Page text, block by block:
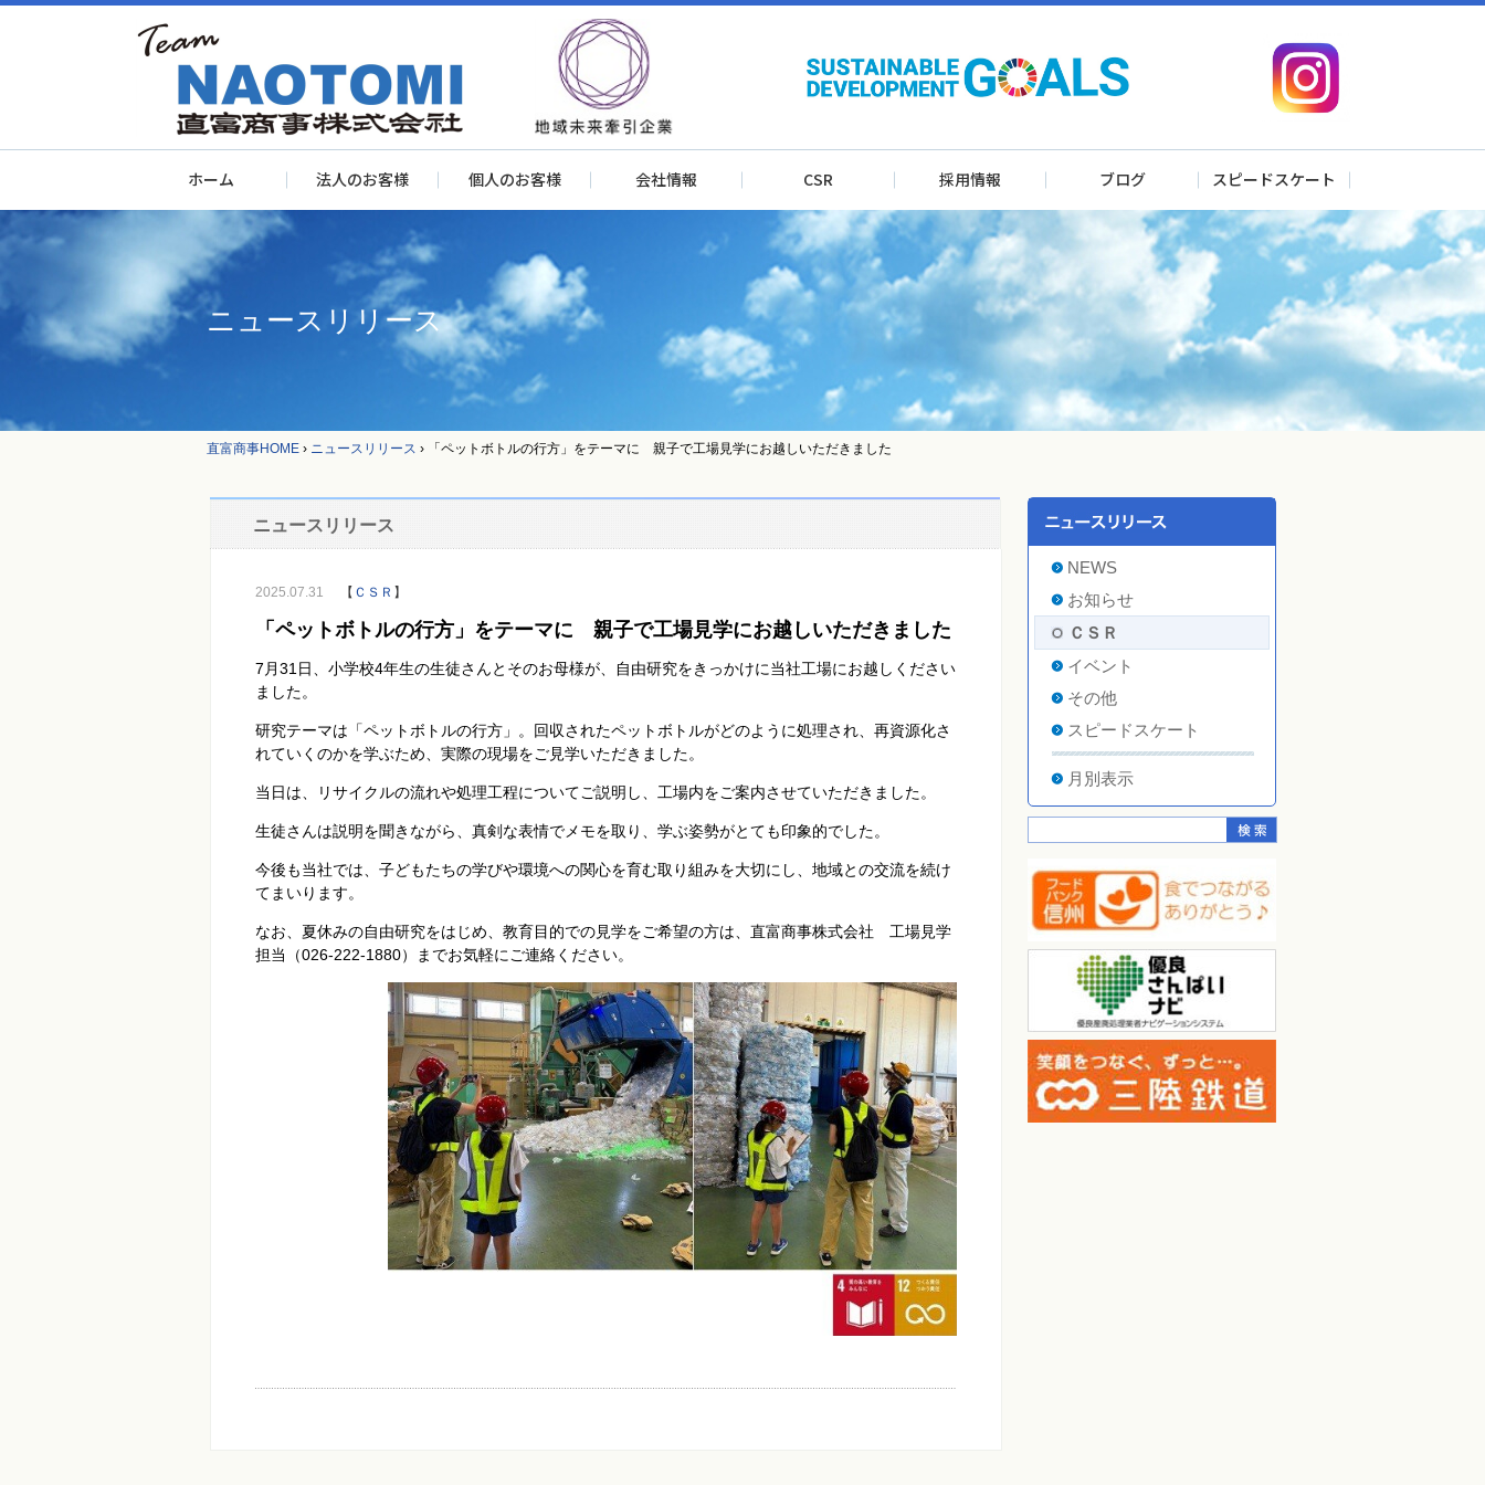
ホーム 法人のお客様 個人のお客様 会社情報 CSR 採用情報 ブログ スピードスケート
ニュースリリース
直富商事HOME › ニュースリリース › 「ペットボトルの行方」をテーマに 親子で工場見学にお越しいただきました
ニュースリリース
2025.07.31 【 ＣＳＲ 】
「ペットボトルの行方」をテーマに 親子で工場見学にお越しいただきました
7月31 日、小学校4年生の生徒さんとそのお母様が、自由研究をきっかけに当社工場にお越しください
ました。
研究テーマは「ペットボトルの行方」。回収されたペットボトルがどのように処理され、再資源化さ
れていくのかを学ぶため、実際の現場をご見学いただきました。
当日は、リサイクルの流れや処理工程についてご説明し、工場内をご案内させていただきました。
生徒さんは説明を聞きながら、真剣な表情でメモを取り、学ぶ姿勢がとても印象的でした。
今後も当社では、子どもたちの学びや環境への関心を育む取り組みを大切にし、地域との交流を続け
てまいります。
なお、夏休みの自由研究をはじめ、教育目的での見学をご希望の方は、直富商事株式会社 工場見学
担当（026-222-1880）までお気軽にご連絡ください。
NEWS
お知らせ
ＣＳＲ
イベント
その他
スピードスケート
月別表示